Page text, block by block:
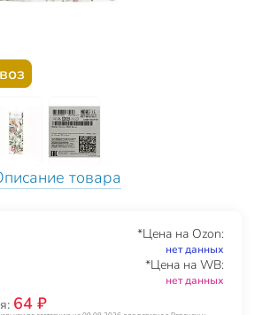
товара
*Цена на Ozon:
нет данных
*Цена на WB:
нет данных
64 ₽